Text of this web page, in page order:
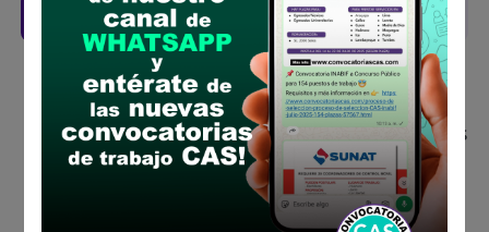
Recomendaciones para postular
Descarga y revisa a detalle las bases del
concurso público
Antes de postular, verifica si cumples con los
requisitos para el puesto
Prepara tu documentación y presentalo en
la fechas y por los medios que indica las